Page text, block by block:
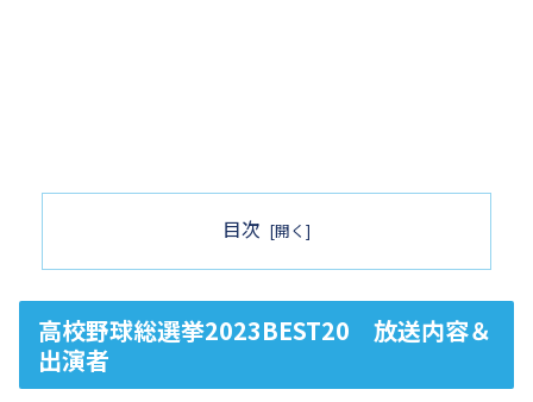
目次
高校野球総選挙2023BEST20 放送内容＆
出演者